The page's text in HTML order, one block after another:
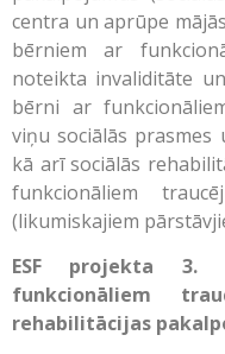
centra un aprūpe
bērniem ar
noteikta invaliditāte
bērni ar
viņu sociālās prasmes
kā arī sociālās
funkcionāliem
(likumiskajiem
ESF projekta 3.
funkcionāliem
rehabilitācijas